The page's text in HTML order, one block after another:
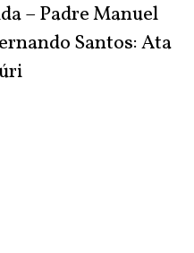
– Padre Manuel
Santos: Ata